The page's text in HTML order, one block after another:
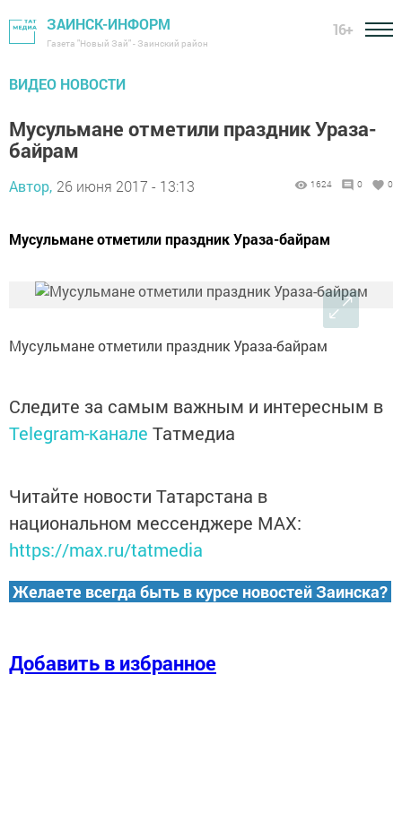
ЗАИНСК-ИНФОРМ
Газета "Новый Зай" - Заинский район
16+
ВИДЕО НОВОСТИ
Мусульмане отметили праздник Ураза-
байрам
Автор, 26 июня 2017 - 13:13 1624 0 0
Мусульмане отметили праздник Ураза-байрам
Мусульмане отметили праздник Ураза-байрам
Следите за самым важным и интересным в
Telegram-канале Татмедиа
Читайте новости Татарстана в
национальном мессенджере MАХ:
https://max.ru/tatmedia
Желаете всегда быть в курсе новостей Заинска?
Добавить в избранное